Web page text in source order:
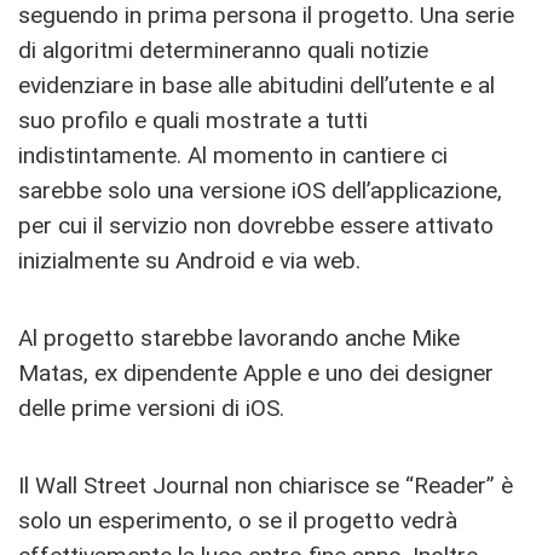
seguendo in prima persona il progetto. Una serie
di algoritmi determineranno quali notizie
evidenziare in base alle abitudini dell’utente e al
suo profilo e quali mostrate a tutti
indistintamente. Al momento in cantiere ci
sarebbe solo una versione iOS dell’applicazione,
per cui il servizio non dovrebbe essere attivato
inizialmente su Android e via web.
Al progetto starebbe lavorando anche Mike
Matas, ex dipendente Apple e uno dei designer
delle prime versioni di iOS.
Il Wall Street Journal non chiarisce se “Reader” è
solo un esperimento, o se il progetto vedrà